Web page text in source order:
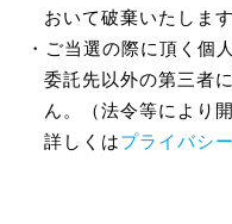
おいて破棄いたします
・ご当選の際に頂く個
委託先以外の第三者
ん。（法令等により
詳しくはプライバシ